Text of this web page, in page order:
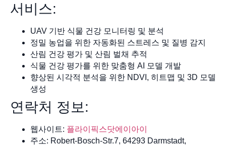
서비스:
UAV 기반 식물 건강 모니터링 및 분석
정밀 농업을 위한 자동화된 스트레스 및 질병 감지
산림 건강 평가 및 산림 벌채 추적
식물 건강 평가를 위한 맞춤형 AI 모델 개발
향상된 시각적 분석을 위한 NDVI, 히트맵 및 3D 모델
생성
연락처 정보:
웹사이트: 플라이픽스닷에이아이
주소: Robert-Bosch-Str.7, 64293 Darmstadt,